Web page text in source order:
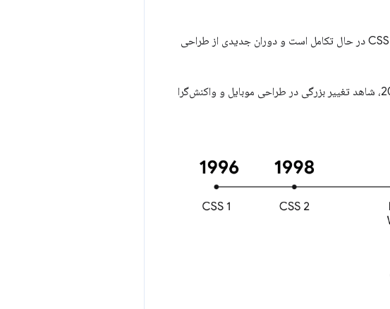
خبر خوب این است که اکوسیستم در حال تغییر است و این تغییر به سرعت در حال انجام است. CSS در حال تکامل است و دوران جدیدی از طراحی
ما تقریباً هر 10 سال یکبار شاهد این اتفاق هستیم. 10 سال پیش، حدود سال‌های 2010 تا 2012، شاهد تغییر بزرگی در طراحی موبایل و واکنش‌گرا